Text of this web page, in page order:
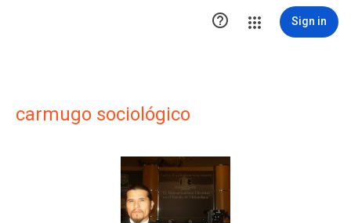
 Sign in
carmugo sociológico